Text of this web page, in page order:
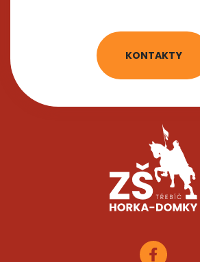
KONTAKTY